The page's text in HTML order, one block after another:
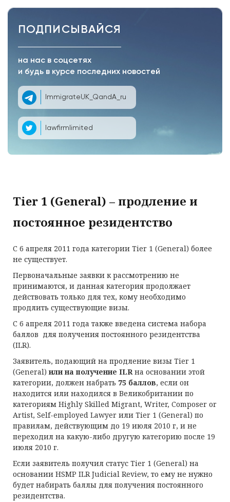
ПОДПИСЫВАЙСЯ
на нас в соцсетях
и будь в курсе последних новостей
ImmigrateUK_QandA_ru
lawfirmlimited
Tier 1 (General) – продление и
постоянное резидентство
С 6 апреля 2011 года категории Tier 1 (General) более
не существует.
Первоначальные заявки к рассмотрению не
принимаются, и данная категория продолжает
действовать только для тех, кому необходимо
продлить существующие визы.
С 6 апреля 2011 года также введена система набора
баллов для получения постоянного резидентства
(ILR).
Заявитель, подающий на продление визы Tier 1
(General)или на получение ILRна основании этой
категории, должен набрать 75 баллов, если он
находится или находился в Великобритании по
категориям Highly Skilled Migrant, Writer, Composer or
Artist, Self-employed Lawyer или Tier 1 (General) по
правилам, действующим до 19 июля 2010 г, и не
переходил на какую-либо другую категорию после 19
июля 2010 г.
Если заявитель получил статус Tier 1 (General) на
основании HSMP ILR Judicial Review, то ему не нужно
будет набирать баллы для получения постоянного
резидентства.